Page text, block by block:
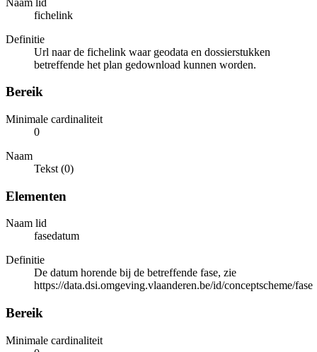
fichelink
Definitie
Url naar de fichelink waar geodata en dossierstukken
betreffende het plan gedownload kunnen worden.
Bereik
Minimale cardinaliteit
0
Naam
Tekst (0)
Elementen
Naam lid
fasedatum
Definitie
De datum horende bij de betreffende fase, zie
https://data.dsi.omgeving.vlaanderen.be/id/conceptscheme/fase
Bereik
Minimale cardinaliteit